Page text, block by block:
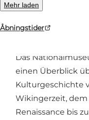
Mehr laden
Åbningstider
Das
einen Überblick
Kulturgeschichte
Wikingerzeit,
Renaissance bis